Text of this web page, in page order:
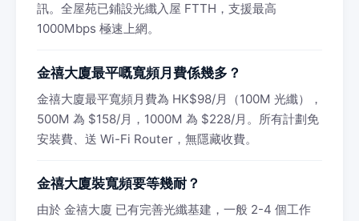
訊。全屋苑已鋪設光纖入屋 FTTH，支援最高
1000Mbps 極速上網。
金禧大廈最平嘅寬頻月費係幾多？
金禧大廈最平寬頻月費為 HK$98/月（100M 光纖），
500M 為 $158/月，1000M 為 $228/月。所有計劃免
安裝費、送 Wi-Fi Router，無隱藏收費。
金禧大廈裝寬頻要等幾耐？
由於 金禧大廈 已有完善光纖基建，一般 2-4 個工作